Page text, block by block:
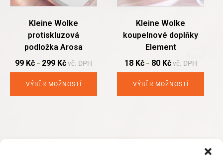
Kleine Wolke
protiskluzová
podložka Arosa
99 Kč – 299 Kčvč. DPH
VÝBĚR MOŽNOSTÍ
be
chosen
product
page
Kleine Wolke
koupelnové doplňky
Element
18 Kč– 80 Kč vč. DPH
VÝBĚR MOŽNOSTÍ
be
chosen
the
page